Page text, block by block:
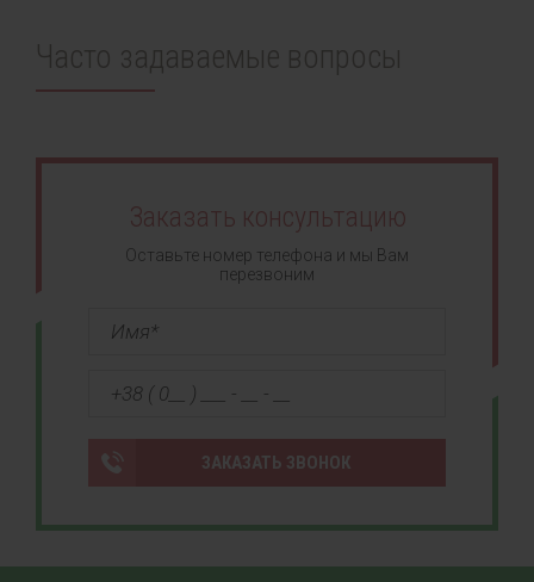
Часто задаваемые вопросы
Заказать консультацию
Оставьте номер телефона и мы Вам
перезвоним
ЗАКАЗАТЬ ЗВОНОК